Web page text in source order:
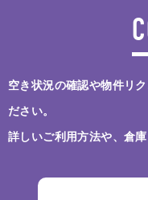
空き状況の確認や物件リ
ださい。
詳しいご利用方法や、倉